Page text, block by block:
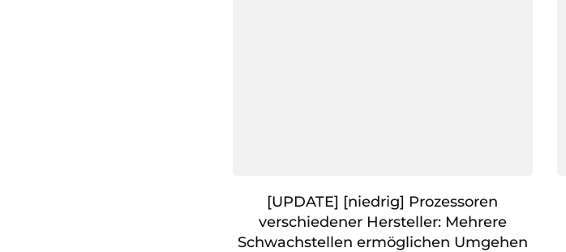
[UPDATE] [niedrig] Prozessoren
verschiedener Hersteller: Mehrere
Schwachstellen ermöglichen Umgehen